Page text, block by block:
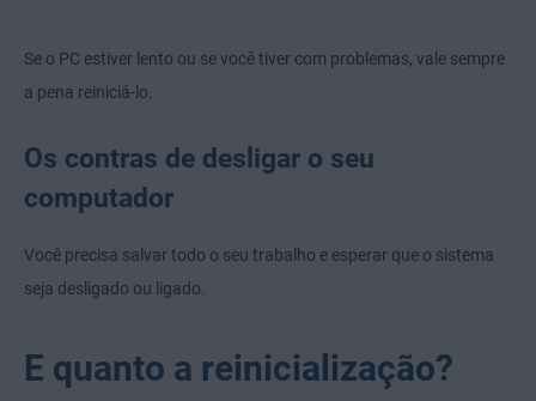
Se o PC estiver lento ou se você tiver com problemas, vale sempre
a pena reiniciá-lo.
Os contras de desligar o seu
computador
Você precisa salvar todo o seu trabalho e esperar que o sistema
seja desligado ou ligado.
E quanto a reinicialização?